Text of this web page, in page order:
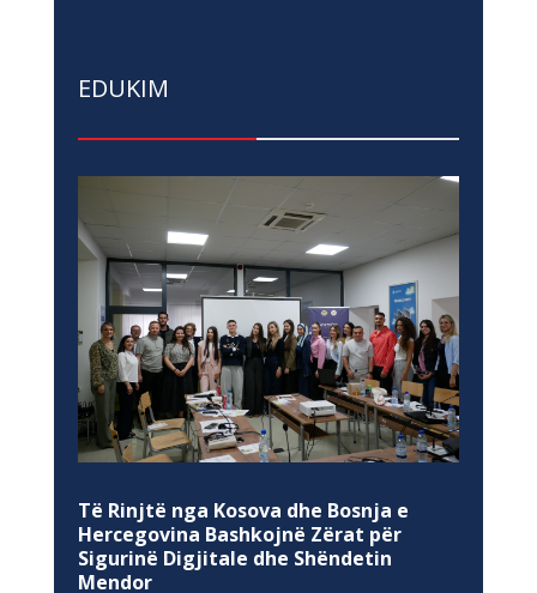
EDUKIM
Të Rinjtë nga Kosova dhe Bosnja e
Hercegovina Bashkojnë Zërat për
Sigurinë Digjitale dhe Shëndetin
Mendor